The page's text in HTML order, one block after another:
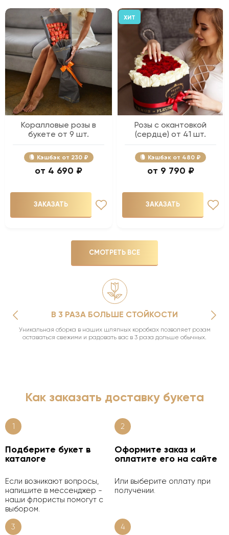
Коралловые розы в
букете от 9 шт.
Кэшбэк 230 ₽
4 690 ₽
ЗАКАЗАТЬ
ХИТ
Розы с окантовкой
(сердце) от 41 шт.
Кэшбэк 480 ₽
9 790 ₽
ЗАКАЗАТЬ
СМОТРЕТЬ ВСЕ
В 3 РАЗА БОЛЬШЕ СТОЙКОСТИ
Уникальная сборка в наших шляпных коробках позволяет розам
оставаться свежими и радовать вас в 3 раза дольше обычных.
Как заказать доставку букета
1
Подберите букет в
каталоге
Если возникают вопросы,
напишите в мессенджер -
наши флористы помогут с
выбором.
2
Оформите заказ и
оплатите его на сайте
Или выберите оплату при
получении.
3 4